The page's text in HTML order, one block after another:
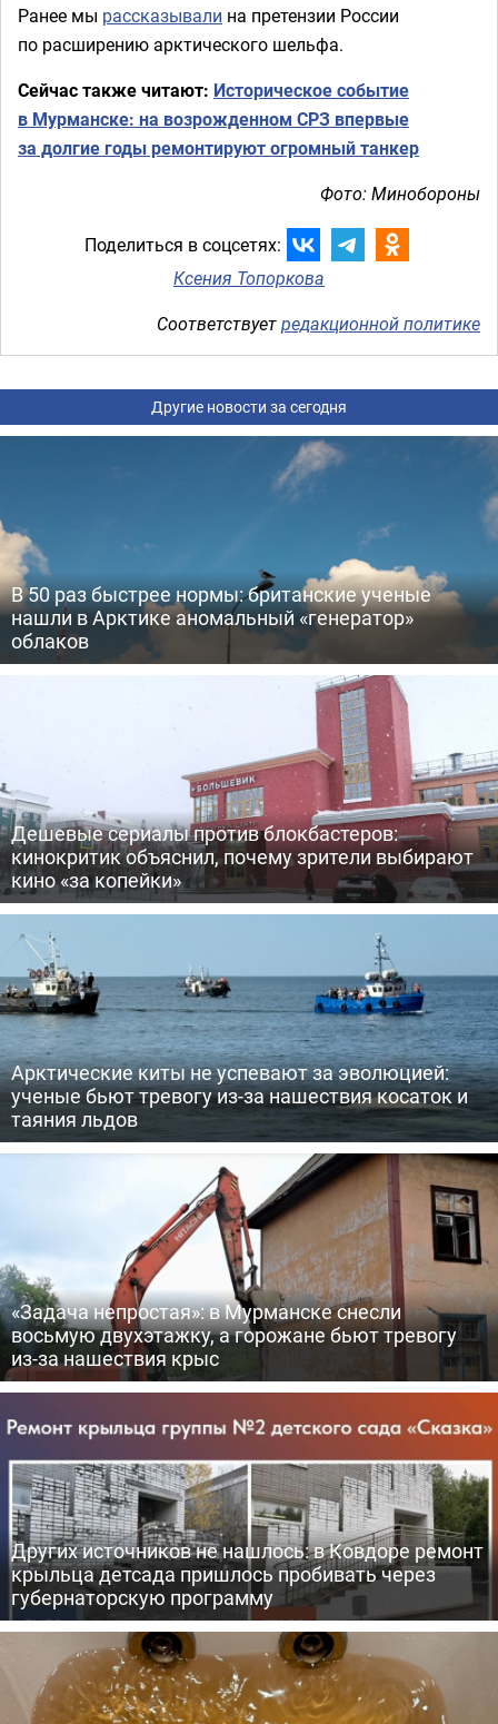
Ранее мы рассказывали на претензии России
по расширению арктического шельфа.
Сейчас также читают: Историческое событие
в Мурманске: на возрожденном СРЗ впервые
за долгие годы ремонтируют огромный танкер
Фото: Минобороны
Поделиться в соцсетях:
Ксения Топоркова
Соответствуетредакционной политике
Другие новости за сегодня
В 50 раз быстрее нормы: британские ученые
нашли в Арктике аномальный «генератор»
облаков
Дешевые сериалы против блокбастеров:
кинокритик объяснил, почему зрители выбирают
кино «за копейки»
Арктические киты не успевают за эволюцией:
ученые бьют тревогу из-за нашествия косаток и
таяния льдов
«Задача непростая»: в Мурманске снесли
восьмую двухэтажку, а горожане бьют тревогу
из-за нашествия крыс
Других источников не нашлось: в Ковдоре ремонт
крыльца детсада пришлось пробивать через
губернаторскую программу